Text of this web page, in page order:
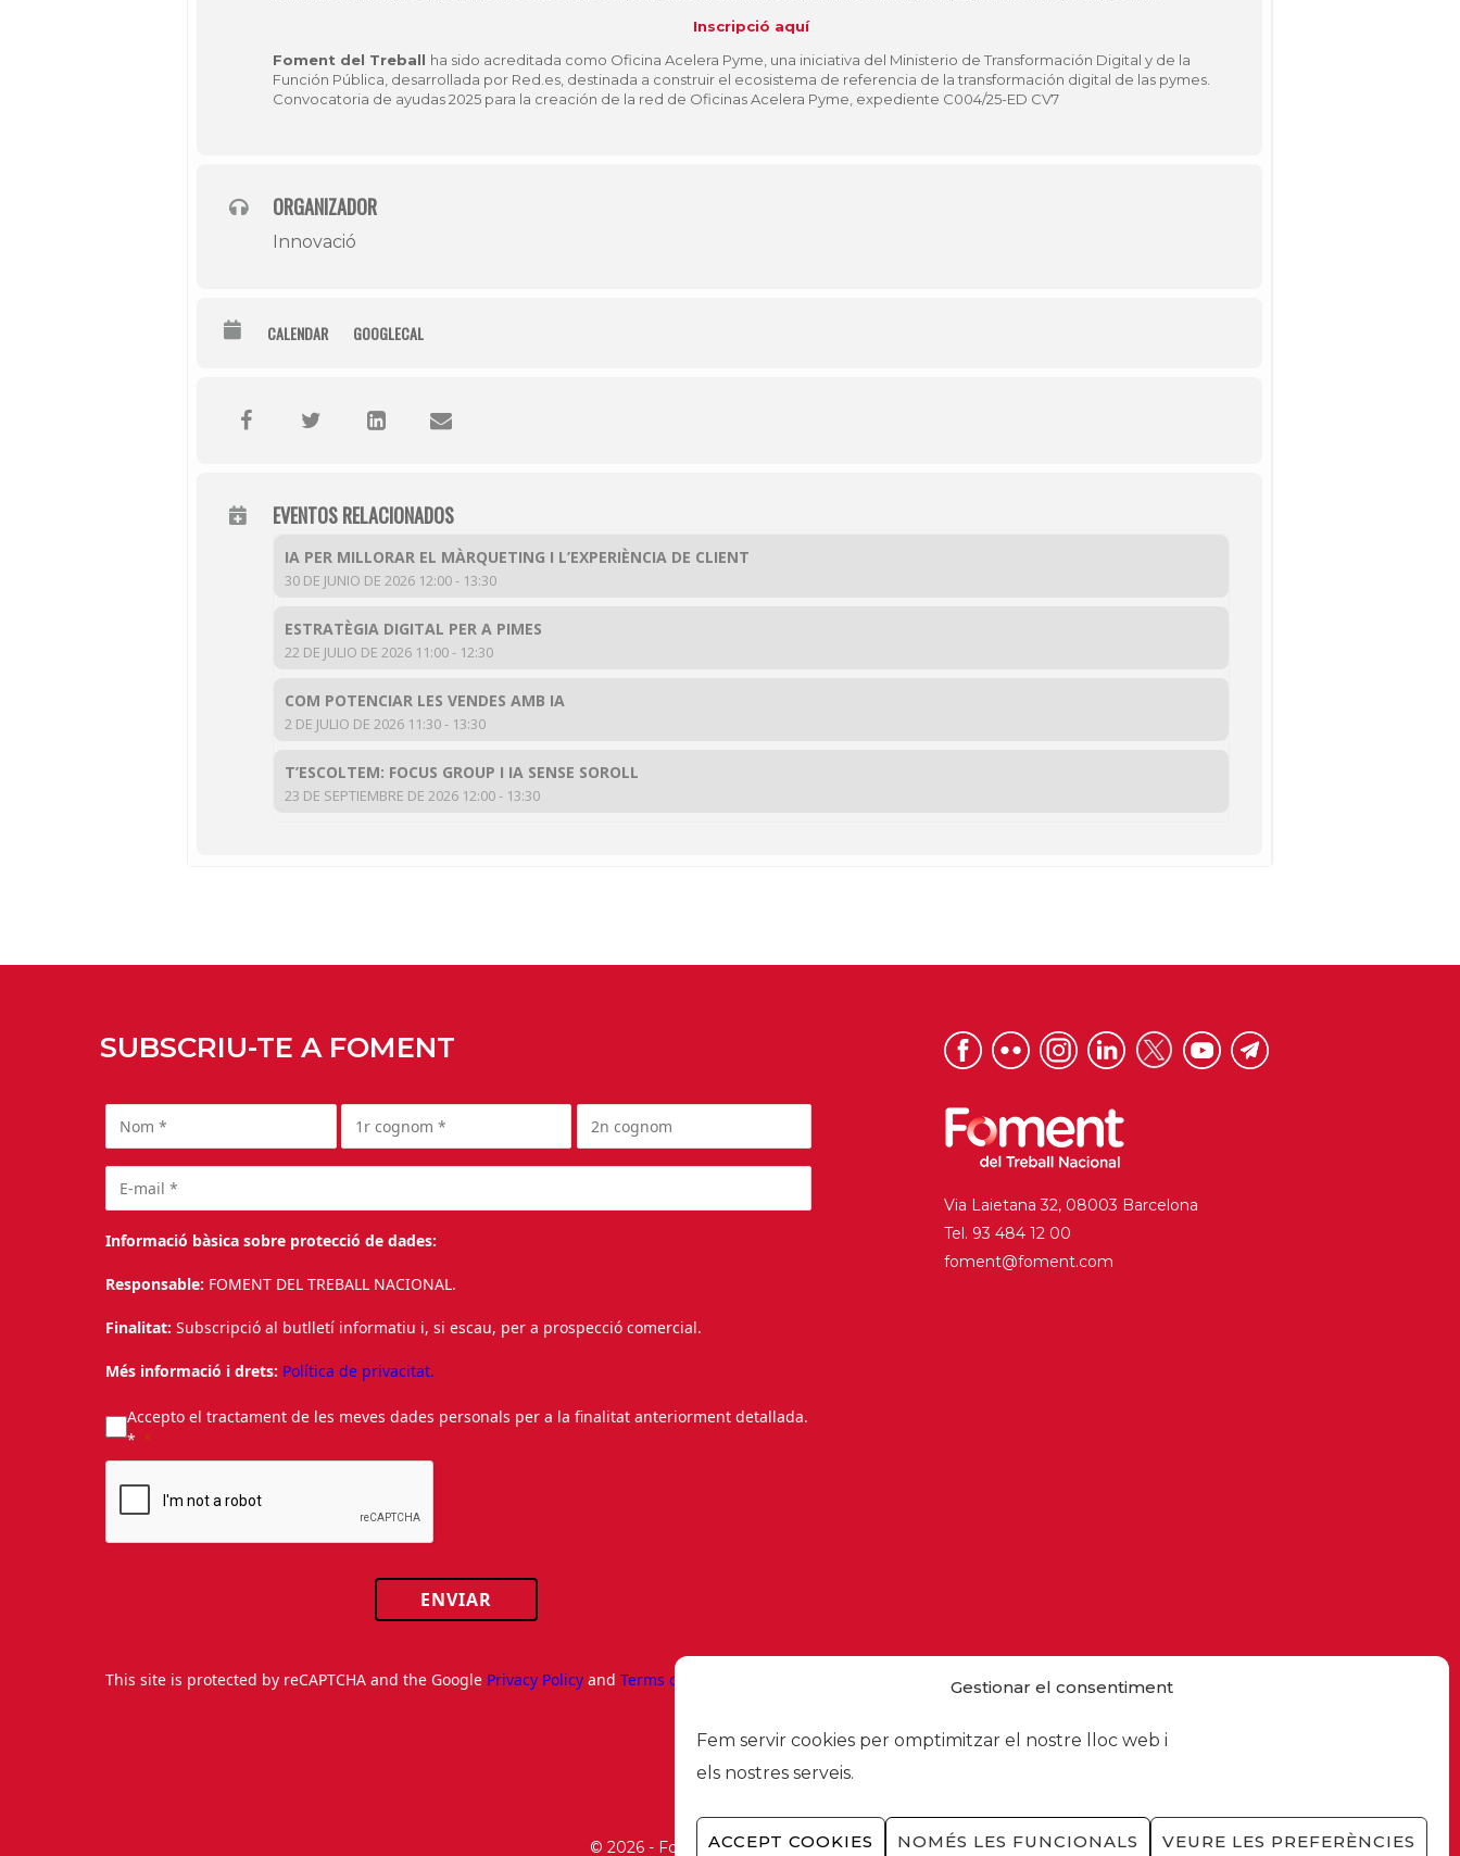
Gestionar el consentiment
Fem servir cookies per omptimitzar el nostre lloc web i
els nostres serveis.
ACCEPT COOKIES NOMÉS LES FUNCIONALS VEURE LES PREFERÈNCIES
Inscripció aquí
Foment del Treball ha sido acreditada como Oficina Acelera Pyme, una iniciativa del Ministerio de Transformación Digital y de la
Función Pública, desarrollada por Red.es, destinada a construir el ecosistema de referencia de la transformación digital de las pymes.
Convocatoria de ayudas 2025 para la creación de la red de Oficinas Acelera Pyme, expediente C004/25-ED CV7
ORGANIZADOR
Innovació
CALENDAR GOOGLECAL
EVENTOS RELACIONADOS
IA PER MILLORAR EL MÀRQUETING I L’EXPERIÈNCIA DE CLIENT
30 DE JUNIO DE 2026 12:00 - 13:30
ESTRATÈGIA DIGITAL PER A PIMES
22 DE JULIO DE 2026 11:00 - 12:30
COM POTENCIAR LES VENDES AMB IA
2 DE JULIO DE 2026 11:30 - 13:30
T’ESCOLTEM: FOCUS GROUP I IA SENSE SOROLL
23 DE SEPTIEMBRE DE 2026 12:00 - 13:30
SUBSCRIU-TE A FOMENT
Informació bàsica sobre protecció de dades:
Responsable: FOMENT DEL TREBALL NACIONAL.
Finalitat: Subscripció al butlletí informatiu i, si escau, per a prospecció comercial.
Més informació i drets: Política de privacitat.
Accepto el tractament de les meves dades personals per a la finalitat anteriorment detallada.
*
ENVIAR
This site is protected by reCAPTCHA and the Google Privacy Policy andTerms of Service
Via Laietana 32, 08003 Barcelona
Tel. 93 484 12 00
foment@foment.com
© 2026 - Foment del Treball Nacional